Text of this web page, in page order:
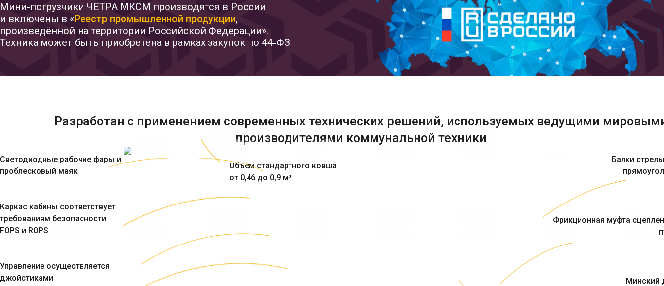
Мини-погрузчики ЧЕТРА МКСМ производятся в России
и включены в «Реестр промышленной продукции,
произведённой на территории Российской Федерации».
Техника может быть приобретена в рамках закупок по 44‑ФЗ
Разработан с применением современных технических решений, используемых ведущими
производителями коммунальной техники
Светодиодные рабочие фары и
проблесковый маяк
Управление осуществляется
джойстиками
Каркас кабины соответствует
требованиям безопасности
FOPS и ROPS
Объем стандартного ковша
от 0,46 до 0,9 м³
Балки
Фрикционная муфта
Минский